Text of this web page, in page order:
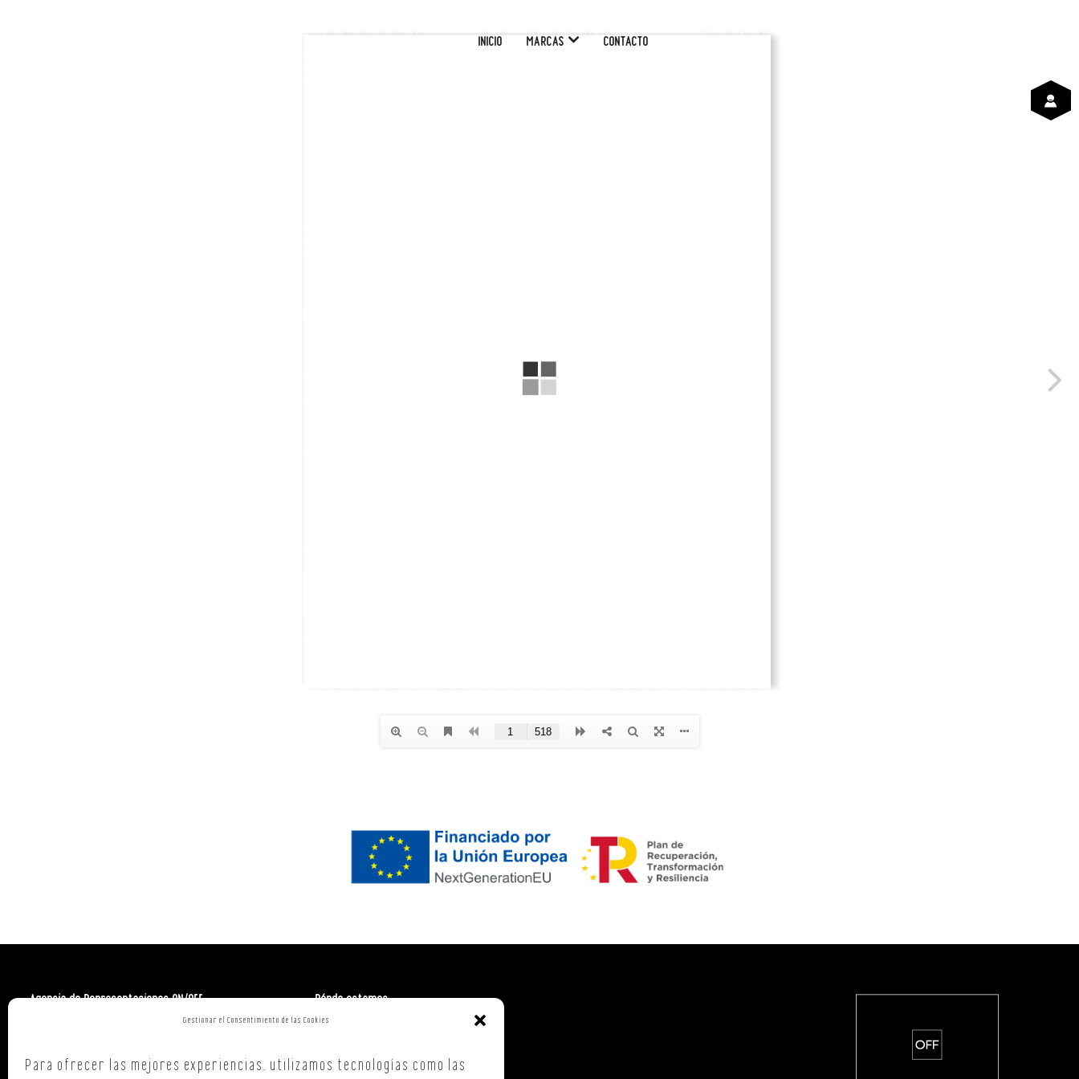
Gestionar el Consentimiento de las Cookies
Para ofrecer las mejores experiencias, utilizamos tecnologías como las
INICIO MARCAS CONTACTO
Agencia de Representaciones ON/OFF Dónde estamos
Santiago de Compostela